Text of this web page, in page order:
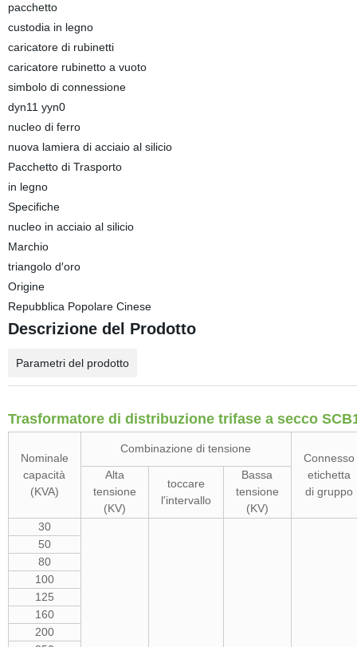
pacchetto
custodia in legno
caricatore di rubinetti
caricatore rubinetto a vuoto
simbolo di connessione
dyn11 yyn0
nucleo di ferro
nuova lamiera di acciaio al silicio
Pacchetto di Trasporto
in legno
Specifiche
nucleo in acciaio al silicio
Marchio
triangolo d′oro
Origine
Repubblica Popolare Cinese
Descrizione del Prodotto
Parametri del prodotto
Trasformatore di distribuzione trifase a secco
Nominale
capacità
(KVA)
Combinazione di tensione
Connesso
etichetta
di gruppo
Alta
tensione
(KV)
toccare
l'intervallo
Bassa
tensione
(KV)
30
50
80
100
125
160
200